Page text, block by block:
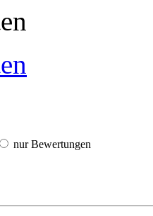
nur Bewertungen